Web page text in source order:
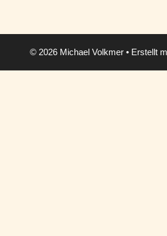
© 2026 Michael Volkmer • Erstellt